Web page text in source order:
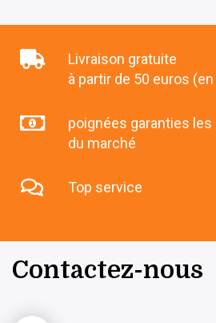
Livraison gratuite
à partir de 50 euros
poignées garanties
du marché
Top service
Contactez-nous